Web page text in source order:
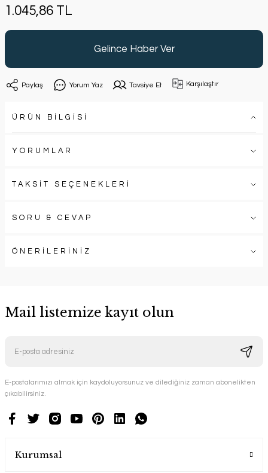
1.045,86 TL
Gelince Haber Ver
Paylaş Yorum Yaz Tavsiye Et Karşılaştır
ÜRÜN BİLGİSİ
YORUMLAR
TAKSİT SEÇENEKLERİ
SORU & CEVAP
ÖNERİLERİNİZ
Mail listemize kayıt olun
E-postalarımızı almak için kaydoluyorsunuz ve dilediğiniz zaman abonelikten
çıkabilirsiniz.
Kurumsal